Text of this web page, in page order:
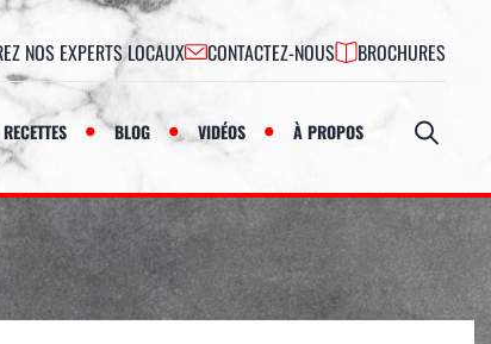
NOS EXPERTS LOCAUX CONTACTEZ-NOUS BROCHURES
RECETTES BLOG VIDÉOS À PROPOS